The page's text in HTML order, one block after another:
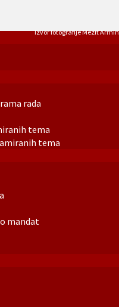
rada
tema
tema
mandat
Izvor fotografije Mezit Armin